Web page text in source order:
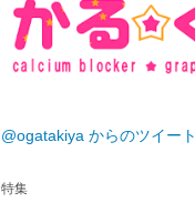
@ogatakiya からのツイート
特集